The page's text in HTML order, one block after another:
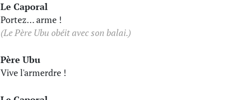
Le Caporal
Portez… arme !
(Le Père Ubu obéit avec son balai.)
Père Ubu
Vive l'armerdre !